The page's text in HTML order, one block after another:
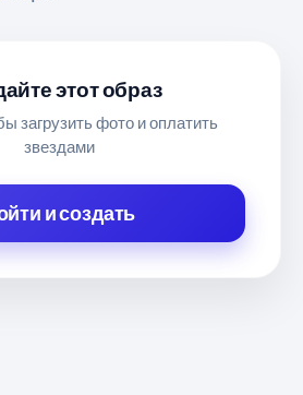
этот образ
загрузить фото и оплатить
звездами
и создать